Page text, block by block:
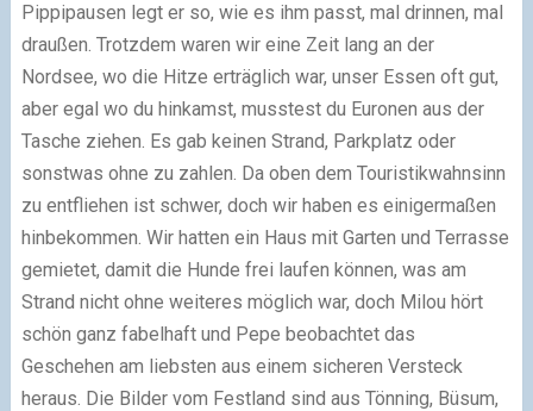
Pippipausen legt er so, wie es ihm passt, mal drinnen, mal
draußen. Trotzdem waren wir eine Zeit lang an der
Nordsee, wo die Hitze erträglich war, unser Essen oft gut,
aber egal wo du hinkamst, musstest du Euronen aus der
Tasche ziehen. Es gab keinen Strand, Parkplatz oder
sonstwas ohne zu zahlen. Da oben dem Touristikwahnsinn
zu entfliehen ist schwer, doch wir haben es einigermaßen
hinbekommen. Wir hatten ein Haus mit Garten und Terrasse
gemietet, damit die Hunde frei laufen können, was am
Strand nicht ohne weiteres möglich war, doch Milou hört
schön ganz fabelhaft und Pepe beobachtet das
Geschehen am liebsten aus einem sicheren Versteck
heraus. Die Bilder vom Festland sind aus Tönning, Büsum,